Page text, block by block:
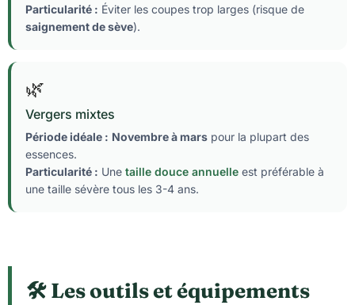
Particularité : Éviter les coupes trop larges (risque de
saignement de sève).
🌿
Vergers mixtes
Période idéale : Novembre à mars pour la plupart des
essences.
Particularité : Une taille douce annuelle est préférable à
une taille sévère tous les 3-4 ans.
🛠️ Les outils et équipements